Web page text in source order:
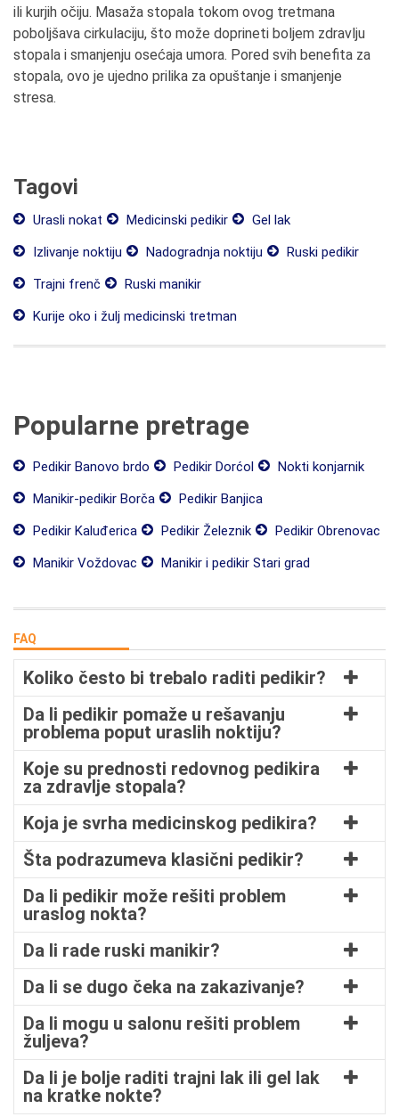
ili kurjih očiju. Masaža stopala tokom ovog tretmana
poboljšava cirkulaciju, što može doprineti boljem zdravlju
stopala i smanjenju osećaja umora. Pored svih benefita za
stopala, ovo je ujedno prilika za opuštanje i smanjenje
stresa.
Tagovi
Urasli nokat Medicinski pedikir
Gel lak
Izlivanje noktiju
Nadogradnja noktiju
Ruski pedikir
Trajni frenč
Ruski manikir
Kurije oko i žulj medicinski tretman
Popularne pretrage
Pedikir Banovo brdo Pedikir Dorćol
Nokti konjarnik
Manikir-pedikir Borča
Pedikir Banjica
Pedikir Kaluđerica
Pedikir Železnik
Pedikir Obrenovac
Manikir Voždovac
Manikir i pedikir Stari grad
FAQ
Koliko često bi trebalo raditi pedikir?
Da li pedikir pomaže u rešavanju
problema poput uraslih noktiju?
Koje su prednosti redovnog pedikira
za zdravlje stopala?
Koja je svrha medicinskog pedikira?
Šta podrazumeva klasični pedikir?
Da li pedikir može rešiti problem
uraslog nokta?
Da li rade ruski manikir?
Da li se dugo čeka na zakazivanje?
Da li mogu u salonu rešiti problem
žuljeva?
Da li je bolje raditi trajni lak ili gel lak
na kratke nokte?